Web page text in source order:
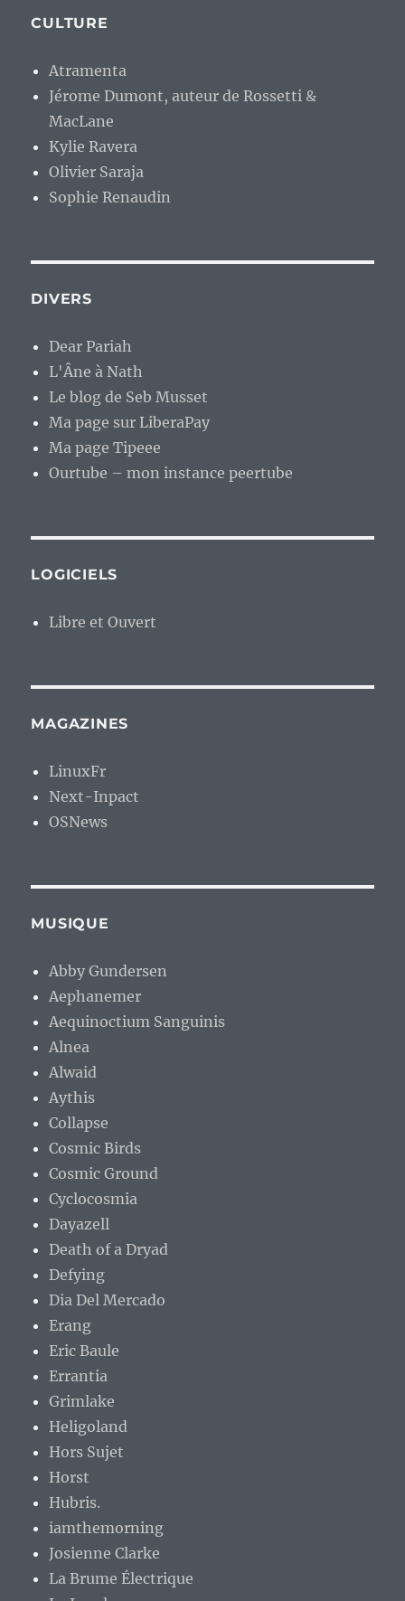
CULTURE
Atramenta
Jérome Dumont, auteur de Rossetti &
MacLane
Kylie Ravera
Olivier Saraja
Sophie Renaudin
DIVERS
Dear Pariah
L'Âne à Nath
Le blog de Seb Musset
Ma page sur LiberaPay
Ma page Tipeee
Ourtube – mon instance peertube
LOGICIELS
Libre et Ouvert
MAGAZINES
LinuxFr
Next-Inpact
OSNews
MUSIQUE
Abby Gundersen
Aephanemer
Aequinoctium Sanguinis
Alnea
Alwaid
Aythis
Collapse
Cosmic Birds
Cosmic Ground
Cyclocosmia
Dayazell
Death of a Dryad
Defying
Dia Del Mercado
Erang
Eric Baule
Errantia
Grimlake
Heligoland
Hors Sujet
Horst
Hubris.
iamthemorning
Josienne Clarke
La Brume Électrique